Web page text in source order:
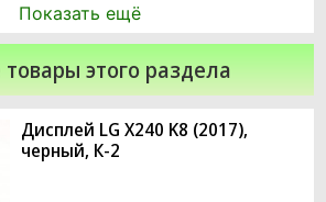
Показать ещё
этого раздела
Дисплей LG X240 K8 (2017),
черный, К-2